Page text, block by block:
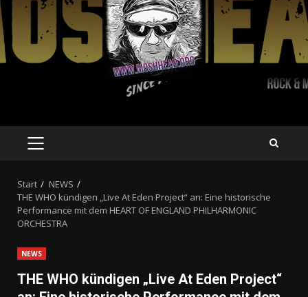
PRIMÄRES
Start
NEWS
THE WHO kündigen „Live At Eden Project“ an: Eine historische
Performance mit dem HEART OF ENGLAND PHILHARMONIC
ORCHESTRA
NEWS
THE WHO kündigen „Live At Eden Project“